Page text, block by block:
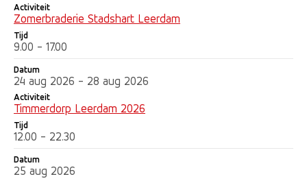
Activiteit
Zomerbraderie Stadshart Leerdam
Tijd
9.00 - 17.00
Datum
24 aug 2026 - 28 aug 2026
Activiteit
Timmerdorp Leerdam 2026
Tijd
12.00 - 22.30
Datum
25 aug 2026